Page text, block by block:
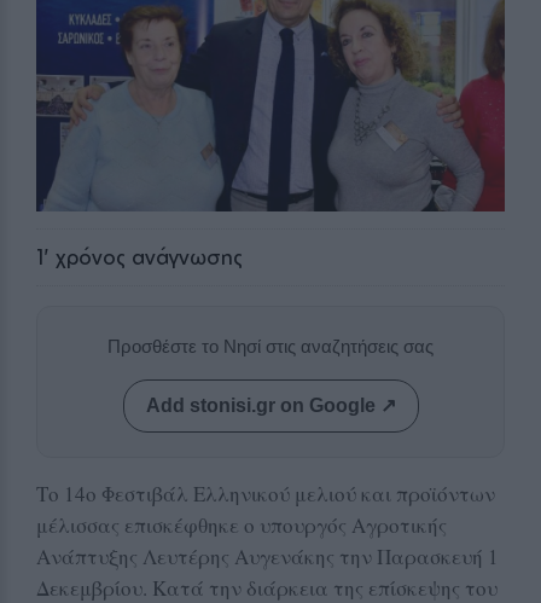
1' χρόνος ανάγνωσης
Προσθέστε το Νησί στις αναζητήσεις σας
Add stonisi.gr on Google ↗
Το 14ο Φεστιβάλ Ελληνικού μελιού και προϊόντων
μέλισσας επισκέφθηκε ο υπουργός Αγροτικής
Ανάπτυξης Λευτέρης Αυγενάκης την Παρασκευή 1
Δεκεμβρίου. Κατά την διάρκεια της επίσκεψης του